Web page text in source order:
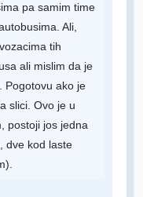
pa samim time
Ali,
tih
ali mislim da je
Pogotovu ako je
slici. Ovo je u
postoji jos jedna
dve kod laste